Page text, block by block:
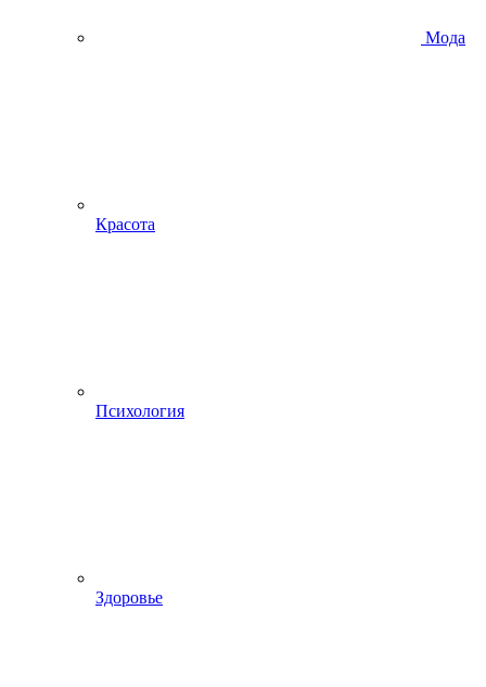
Мода
Красота
Психология
Здоровье